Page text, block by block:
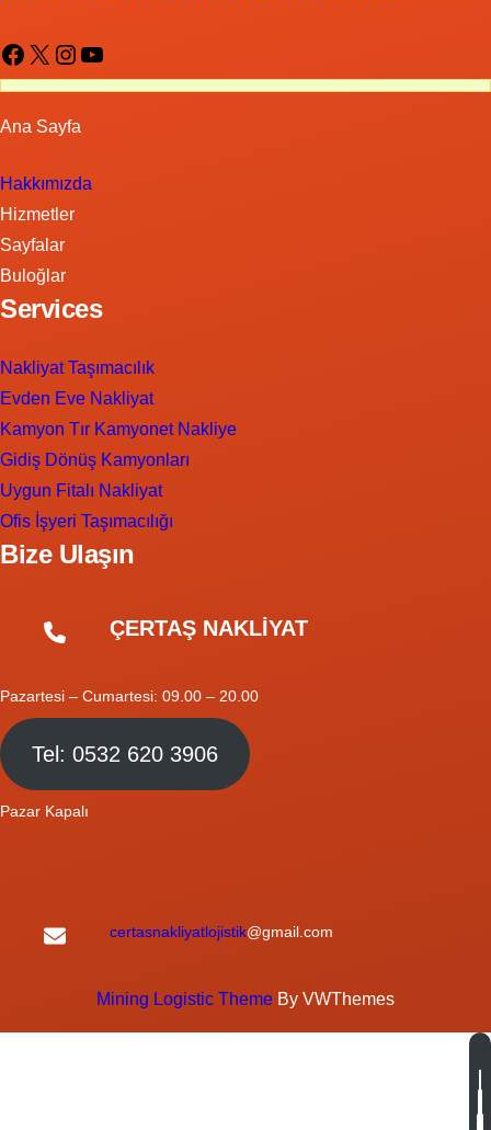
Facebook X Instagram YouTube
Ana Sayfa
Hakkımızda
Hizmetler
Sayfalar
Buloğlar
Services
Nakliyat Taşımacılık
Evden Eve Nakliyat
Kamyon Tır Kamyonet Nakliye
Gidiş Dönüş Kamyonları
Uygun Fitalı Nakliyat
Ofis İşyeri Taşımacılığı
Bize Ulaşın
ÇERTAŞ NAKLİYAT
Pazartesi – Cumartesi: 09.00 – 20.00
Tel: 0532 620 3906
Pazar Kapalı
certasnakliyatlojistik@gmail.com
Mining Logistic Theme By VWThemes